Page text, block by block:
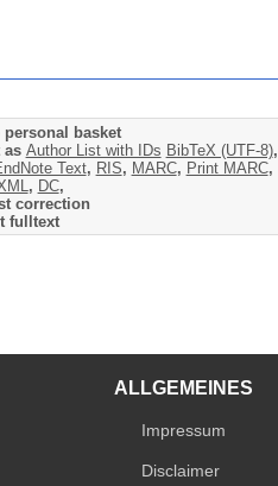
personal basket
as Author List with IDs BibTeX (UTF-8),
Text, RIS, MARC, Print MARC,
, DC,
correction
fulltext
ALLGEMEINES
Impressum
Disclaimer